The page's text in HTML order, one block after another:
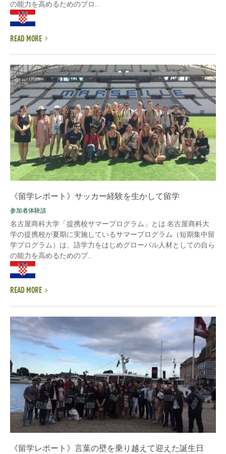
の能力を高めるためのプロ...
READ MORE
《留学レポート》サッカー経験を生かして留学
参加者体験談
名古屋商科大学「提携校サマープログラム」とは 名古屋商科大
学の提携校が夏期に実施しているサマープログラム（短期集中留
学プログラム）は、語学力をはじめグローバル人材としての自ら
の能力を高めるためのプ...
READ MORE
《留学レポート》言葉の壁を乗り越えて迎えた誕生日